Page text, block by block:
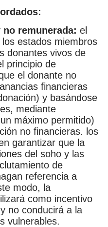
remunerada: el
estados miembros
donantes vivos de
principio de
el donante no
financieras
y basándose
mediante
máximo permitido)
no financieras. los
garantizar que la
del soho y las
de
referencia a
modo, la
como incentivo
no conducirá a la
vulnerables.